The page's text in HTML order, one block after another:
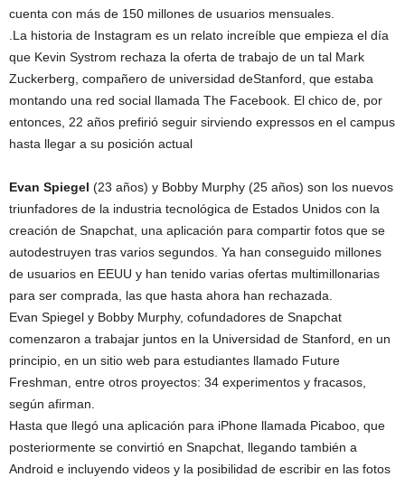
cuenta con más de 150 millones de usuarios mensuales.
.La historia de Instagram es un relato increíble que empieza el día
que Kevin Systrom rechaza la oferta de trabajo de un tal Mark
Zuckerberg, compañero de universidad deStanford, que estaba
montando una red social llamada The Facebook. El chico de, por
entonces, 22 años prefirió seguir sirviendo expressos en el campus
hasta llegar a su posición actual
Evan Spiegel (23 años) y Bobby Murphy (25 años) son los nuevos
triunfadores de la industria tecnológica de Estados Unidos con la
creación de Snapchat, una aplicación para compartir fotos que se
autodestruyen tras varios segundos. Ya han conseguido millones
de usuarios en EEUU y han tenido varias ofertas multimillonarias
para ser comprada, las que hasta ahora han rechazada.
Evan Spiegel y Bobby Murphy, cofundadores de Snapchat
comenzaron a trabajar juntos en la Universidad de Stanford, en un
principio, en un sitio web para estudiantes llamado Future
Freshman, entre otros proyectos: 34 experimentos y fracasos,
según afirman.
Hasta que llegó una aplicación para iPhone llamada Picaboo, que
posteriormente se convirtió en Snapchat, llegando también a
Android e incluyendo videos y la posibilidad de escribir en las fotos